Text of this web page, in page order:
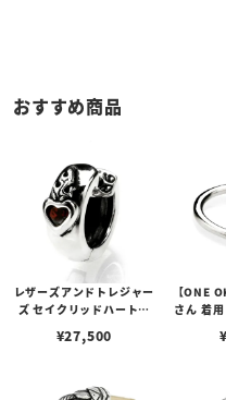
おすすめ商品
レザーズアンドトレジャー
ズ セイクリッドハートピ
¥27,500
【ONE
さん 着
¥